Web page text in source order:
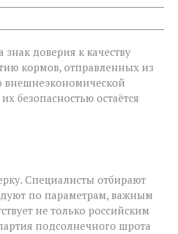
доверия к качеству
кормов, отправленных из
внешнеэкономической
безопасностью остаётся
Специалисты отбирают
по параметрам, важным
не только российским
подсолнечного шрота